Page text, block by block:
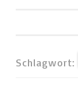
Schlagwort: